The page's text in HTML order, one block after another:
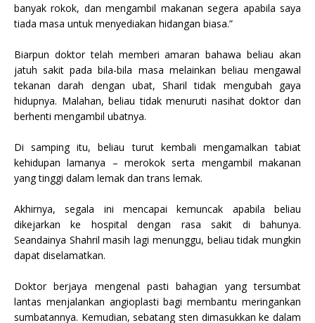
banyak rokok, dan mengambil makanan segera apabila saya
tiada masa untuk menyediakan hidangan biasa.”
Biarpun doktor telah memberi amaran bahawa beliau akan
jatuh sakit pada bila-bila masa melainkan beliau mengawal
tekanan darah dengan ubat, Sharil tidak mengubah gaya
hidupnya. Malahan, beliau tidak menuruti nasihat doktor dan
berhenti mengambil ubatnya.
Di samping itu, beliau turut kembali mengamalkan tabiat
kehidupan lamanya – merokok serta mengambil makanan
yang tinggi dalam lemak dan trans lemak.
Akhirnya, segala ini mencapai kemuncak apabila beliau
dikejarkan ke hospital dengan rasa sakit di bahunya.
Seandainya Shahril masih lagi menunggu, beliau tidak mungkin
dapat diselamatkan.
Doktor berjaya mengenal pasti bahagian yang tersumbat
lantas menjalankan angioplasti bagi membantu meringankan
sumbatannya. Kemudian, sebatang sten dimasukkan ke dalam